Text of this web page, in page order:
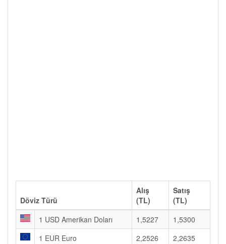
Döviz Türü
Alış
(TL)
Satış
(TL)
1 USD Amerikan Doları
1,5227
1,5300
1 EUR Euro
2,2526
2,2635